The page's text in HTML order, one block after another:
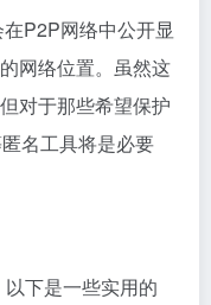
P2P网络中公开显
网络位置。虽然这
对于那些希望保护
名工具将是必要
下是一些实用的